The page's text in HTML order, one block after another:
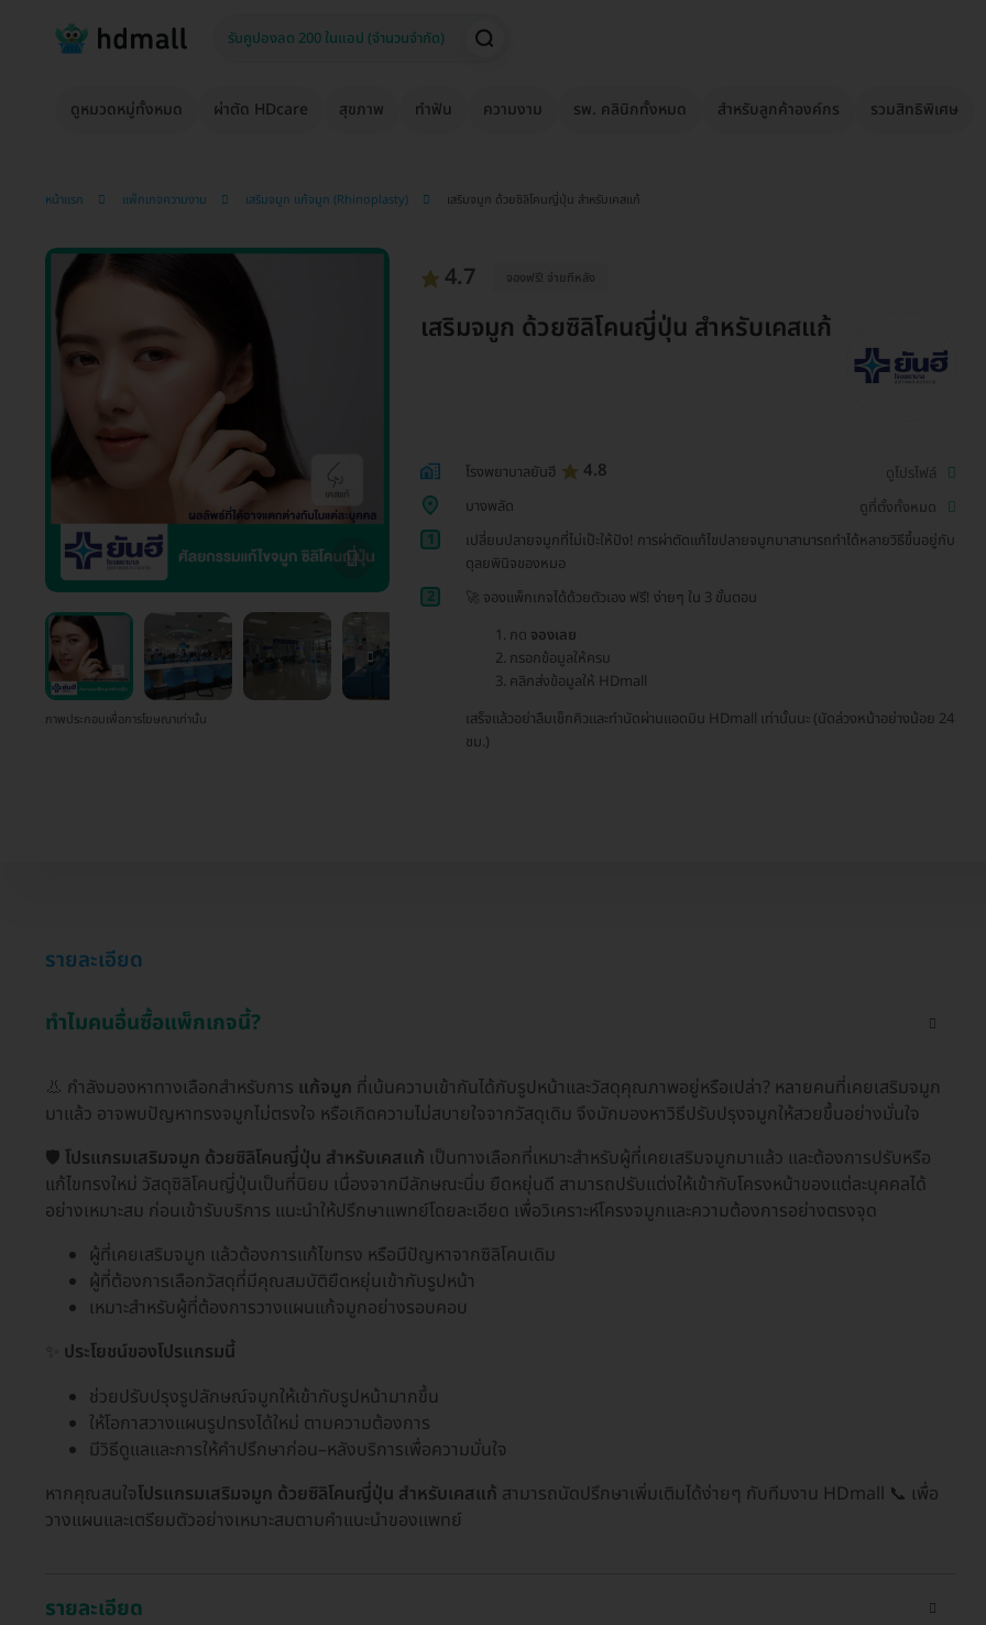
ดูหมวดหมู่ทั้งหมด ผ่าตัด HDcare สุขภาพ ทำฟัน ความงาม รพ. คลินิกทั้งหมด สำหรับลูกค้าองค์กร รวมสิทธิพิเศษ
หน้าแรก แพ็กเกจความงาม เสริมจมูก แก้จมูก (Rhinoplasty) เสริมจมูก ด้วยซิลิโคนญี่ปุ่น สำหรับเคสแก้
ภาพประกอบเพื่อการโฆษณาเท่านั้น
4.7 จองฟรี! จ่ายทีหลัง
เสริมจมูก ด้วยซิลิโคนญี่ปุ่น สำหรับเคสแก้
โรงพยาบาลยันฮี 4.8
ดูโปรไฟล์
บางพลัด
ดูที่ตั้งทั้งหมด
1
เปลี่ยนปลายจมูกที่ไม่เป๊ะให้ปัง! การผ่าตัดแก้ไขปลายจมูกมาสามารถทำได้หลายวิธีขึ้นอยู่กับ
ดุลยพินิจของหมอ
2
🚀 จองแพ็กเกจได้ด้วยตัวเอง ฟรี! ง่ายๆ ใน 3 ขั้นตอน
กด จองเลย
กรอกข้อมูลให้ครบ
คลิกส่งข้อมูลให้ HDmall
เสร็จแล้วอย่าลืมเช็กคิวและทำนัดผ่านแอดมิน HDmall เท่านั้นนะ (นัดล่วงหน้าอย่างน้อย 24
ชม.)
รายละเอียด
ทำไมคนอื่นซื้อแพ็กเกจนี้?
👃 กำลังมองหาทางเลือกสำหรับการ แก้จมูก ที่เน้นความเข้ากันได้กับรูปหน้าและวัสดุคุณภาพอยู่หรือเปล่า? หลายคนที่เคยเสริมจมูก
มาแล้ว อาจพบปัญหาทรงจมูกไม่ตรงใจ หรือเกิดความไม่สบายใจจากวัสดุเดิม จึงมักมองหาวิธีปรับปรุงจมูกให้สวยขึ้นอย่างมั่นใจ
🛡️ โปรแกรมเสริมจมูก ด้วยซิลิโคนญี่ปุ่น สำหรับเคสแก้ เป็นทางเลือกที่เหมาะสำหรับผู้ที่เคยเสริมจมูกมาแล้ว และต้องการปรับหรือ
แก้ไขทรงใหม่ วัสดุซิลิโคนญี่ปุ่นเป็นที่นิยม เนื่องจากมีลักษณะนิ่ม ยืดหยุ่นดี สามารถปรับแต่งให้เข้ากับโครงหน้าของแต่ละบุคคลได้
อย่างเหมาะสม ก่อนเข้ารับบริการ แนะนำให้ปรึกษาแพทย์โดยละเอียด เพื่อวิเคราะห์โครงจมูกและความต้องการอย่างตรงจุด
ผู้ที่เคยเสริมจมูก แล้วต้องการแก้ไขทรง หรือมีปัญหาจากซิลิโคนเดิม
ผู้ที่ต้องการเลือกวัสดุที่มีคุณสมบัติยืดหยุ่นเข้ากับรูปหน้า
เหมาะสำหรับผู้ที่ต้องการวางแผนแก้จมูกอย่างรอบคอบ
ประโยชน์ของโปรแกรมนี้
ช่วยปรับปรุงรูปลักษณ์จมูกให้เข้ากับรูปหน้ามากขึ้น
ให้โอกาสวางแผนรูปทรงได้ใหม่ ตามความต้องการ
มีวิธีดูแลและการให้คำปรึกษาก่อน–หลังบริการเพื่อความมั่นใจ
หากคุณสนใจโปรแกรมเสริมจมูก ด้วยซิลิโคนญี่ปุ่น สำหรับเคสแก้ สามารถนัดปรึกษาเพิ่มเติมได้ง่ายๆ กับทีมงาน HDmall 📞 เพื่อ
วางแผนและเตรียมตัวอย่างเหมาะสมตามคำแนะนำของแพทย์
รายละเอียด